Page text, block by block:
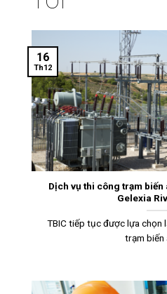
Dịch vụ thi công trạm
Gelexia
TBIC tiếp tục được lựa chọn
trạm biến
16
Th12